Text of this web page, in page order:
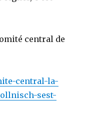
central de
central-la-
sest-